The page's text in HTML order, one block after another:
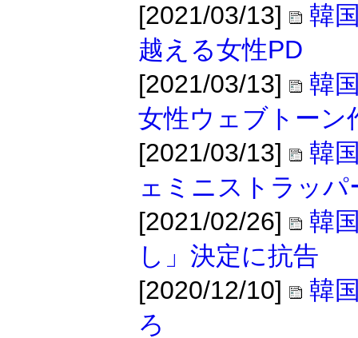
[2021/03/13]
韓
越える女性PD
[2021/03/13]
韓
女性ウェブトーン
[2021/03/13]
韓
ェミニストラッパ
[2021/02/26]
韓
し」決定に抗告
[2020/12/10]
韓
ろ